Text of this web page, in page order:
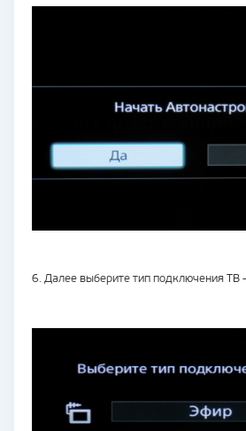
6. Далее выберите тип подключения ТВ